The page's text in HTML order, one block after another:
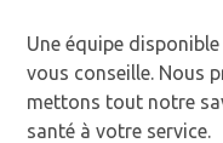
Une équipe
vous conseille. Nous
mettons tout notre
santé à votre service.